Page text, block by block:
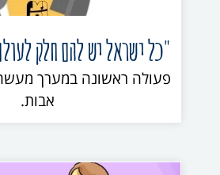
"כל ישראל יש להם חלק
פעולה ראשונה במערך
אבות.